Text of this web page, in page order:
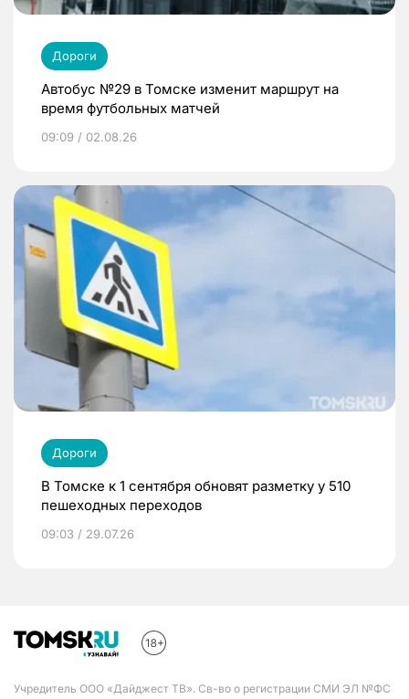
Дороги
Автобус №29 в Томске изменит маршрут на
время футбольных матчей
09:09 / 02.08.26
Дороги
В Томске к 1 сентября обновят разметку у 510
пешеходных переходов
09:03 / 29.07.26
Учредитель ООО «Дайджест ТВ». Св-во о регистрации СМИ ЭЛ №ФС